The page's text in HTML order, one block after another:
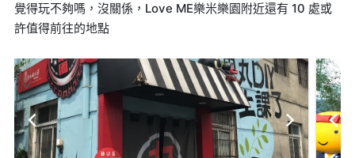
覺得玩不夠嗎，沒關係，Love ME樂米樂園附近還有 10 處或
許值得前往的地點